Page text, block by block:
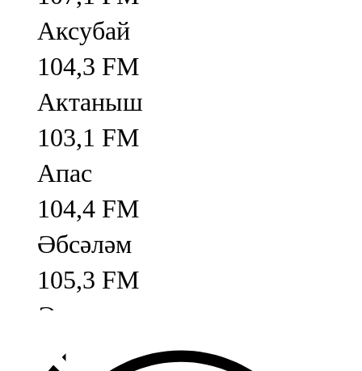
Аксубай
104,3 FM
Актаныш
103,1 FM
Апас
104,4 FM
Әбсәләм
105,3 FM
Әлмәт
92,9 FM